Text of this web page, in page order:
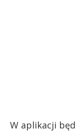
W aplikacji